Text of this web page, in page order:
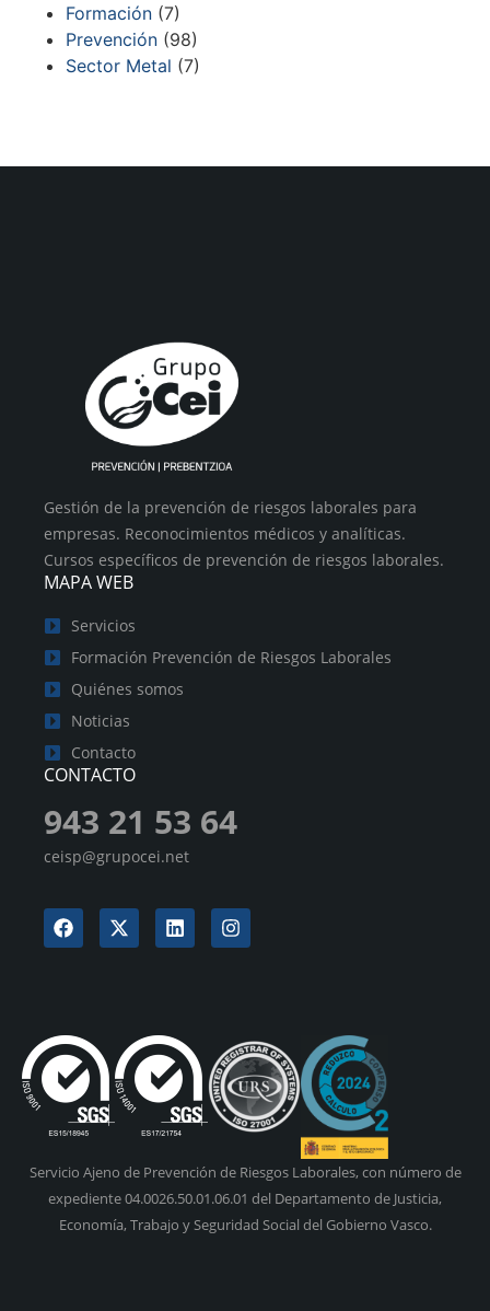
Formación (7)
Prevención (98)
Sector Metal (7)
Gestión de la prevención de riesgos laborales para
empresas. Reconocimientos médicos y analíticas.
Cursos específicos de prevención de riesgos laborales.
MAPA WEB
Servicios
Formación Prevención de Riesgos Laborales
Quiénes somos
Noticias
Contacto
CONTACTO
943 21 53 64
ceisp@grupocei.net
Servicio Ajeno de Prevención de Riesgos Laborales, con número de
expediente 04.0026.50.01.06.01 del Departamento de Justicia,
Economía, Trabajo y Seguridad Social del Gobierno Vasco.